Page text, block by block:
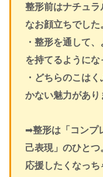
整形前はナチュ
なお顔立ちでした
・整形を通して
を持てるようにな
・どちらのこは
かない魅力があり
➡整形は「コンプ
己表現」のひと
応援したくなっち